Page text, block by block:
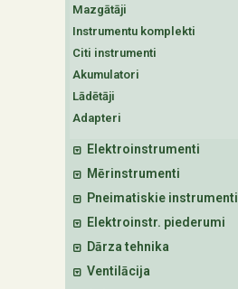
Mazgātāji
Instrumentu komplekti
Citi instrumenti
Akumulatori
Lādētāji
Adapteri
Elektroinstrumenti
Mērinstrumenti
Pneimatiskie instrumenti
Elektroinstr. piederumi
Dārza tehnika
Ventilācija